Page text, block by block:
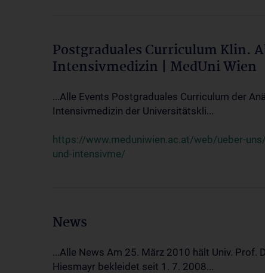
Postgraduales Curriculum Klin.
Intensivmedizin | MedUni Wien
...Alle Events Postgraduales Curriculum der
Intensivmedizin der Universitätskli...
https://www.meduniwien.ac.at/web/ueber-
und-intensivme/
News
...Alle News Am 25. März 2010 hält Univ. Prof.
Hiesmayr bekleidet seit 1. 7. 2008...